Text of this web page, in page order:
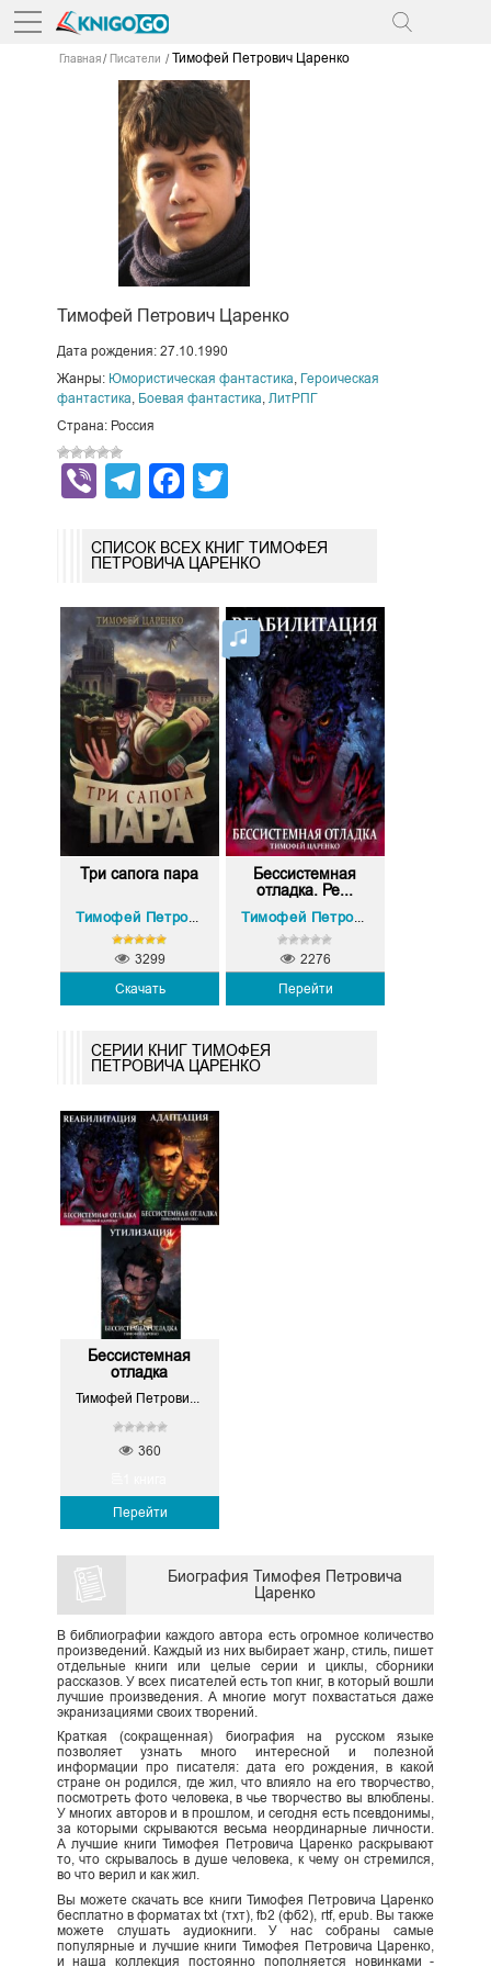
Главная Писатели Тимофей Петрович Царенко
Тимофей Петрович Царенко
Дата рождения: 27.10.1990
Жанры: Юмористическая фантастика, Героическая
фантастика, Боевая фантастика, ЛитРПГ
Страна: Россия
ViberTelegram
Facebook
СПИСОК ВСЕХ КНИГ ТИМОФЕЯ
ПЕТРОВИЧА ЦАРЕНКО
Три сапога пара
Тимофей Петрович Царенко
Скачать
3299
Бессистемная
отладка. Ре...
Тимофей Петрович Царенко
Перейти
2276
СЕРИИ КНИГ ТИМОФЕЯ
ПЕТРОВИЧА ЦАРЕНКО
Бессистемная
отладка
Тимофей Петрович Царенко
Перейти
360
Биография Тимофея Петровича
Царенко
В библиографии каждого автора есть огромное количество
произведений. Каждый из них выбирает жанр, стиль, пишет
отдельные книги или целые серии и циклы, сборники
рассказов. У всех писателей есть топ книг, в который вошли
лучшие произведения. А многие могут похвастаться даже
экранизациями своих творений.
Краткая (сокращенная) биография на русском языке
позволяет узнать много интересной и полезной
информации про писателя: дата его рождения, в какой
стране он родился, где жил, что влияло на его творчество,
посмотреть фото человека, в чье творчество вы влюблены.
У многих авторов и в прошлом, и сегодня есть псевдонимы,
за которыми скрываются весьма неординарные личности.
А лучшие книги Тимофея Петровича Царенко раскрывают
то, что скрывалось в душе человека, к чему он стремился,
во что верил и как жил.
Вы можете скачать все книги Тимофея Петровича Царенко
бесплатно в форматах txt (тхт), fb2 (фб2), rtf, epub. Вы также
можете слушать аудиокниги. У нас собраны самые
популярные и лучшие книги Тимофея Петровича Царенко,
и наша коллекция постоянно пополняется новинками -